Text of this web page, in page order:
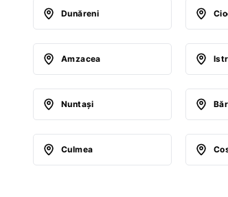
Dunăreni
Amzacea
Nuntaşi
Culmea